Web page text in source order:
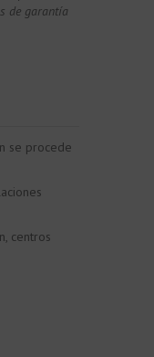
de garantía
se procede
centros